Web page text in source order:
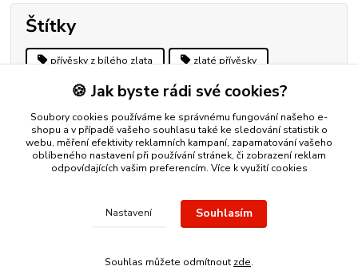
Štítky
přívěsky z bílého zlata zlaté přívěsky
bílé zlato zlatý přívěsek
přívěšky bílé zlato přívěšky žluté zlato
Nákup zlatého šperku s jistotou a ke spokojenosti
nebo řetízek spolehlivý nápad na dárek.Stříbro Nikol
🍪 Jak byste rádi své cookies?
Soubory cookies používáme ke správnému fungování našeho e-
shopu a v případě vašeho souhlasu také ke sledování statistik o
webu, měření efektivity reklamních kampaní, zapamatování vašeho
oblíbeného nastavení při používání stránek, či zobrazení reklam
odpovídajících vašim preferencím. Více k využití cookies
Nastavení Souhlasím
Souhlas můžete odmítnout zde.